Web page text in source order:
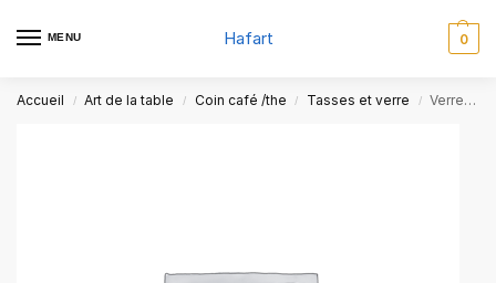
MENU Hafart 0
Accueil / Art de la table / Coin café /the / Tasses et verre / Verre à café doré